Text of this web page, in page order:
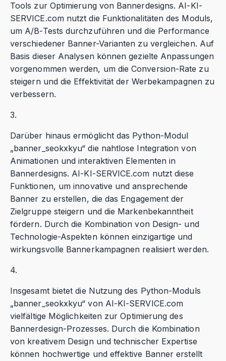
Tools zur Optimierung von Bannerdesigns. AI-KI-
SERVICE.com nutzt die Funktionalitäten des Moduls,
um A/B-Tests durchzuführen und die Performance
verschiedener Banner-Varianten zu vergleichen. Auf
Basis dieser Analysen können gezielte Anpassungen
vorgenommen werden, um die Conversion-Rate zu
steigern und die Effektivität der Werbekampagnen zu
verbessern.
3.
Darüber hinaus ermöglicht das Python-Modul
„banner_seokxkyu“ die nahtlose Integration von
Animationen und interaktiven Elementen in
Bannerdesigns. AI-KI-SERVICE.com nutzt diese
Funktionen, um innovative und ansprechende
Banner zu erstellen, die das Engagement der
Zielgruppe steigern und die Markenbekanntheit
fördern. Durch die Kombination von Design- und
Technologie-Aspekten können einzigartige und
wirkungsvolle Bannerkampagnen realisiert werden.
4.
Insgesamt bietet die Nutzung des Python-Moduls
„banner_seokxkyu“ von AI-KI-SERVICE.com
vielfältige Möglichkeiten zur Optimierung des
Bannerdesign-Prozesses. Durch die Kombination
von kreativem Design und technischer Expertise
können hochwertige und effektive Banner erstellt